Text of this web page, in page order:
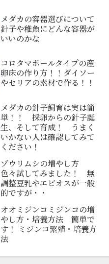
メダカの容器選びについて
針子や稚魚にどんな容器が
いいのかな
コロタマボールタイプの産
卵床の作り方！！ダイソー
やセリアの素材で作る！！
メダカの針子飼育は実は簡
単！！ 採卵からの針子誕
生、そして育成！ うまく
いかない人は確認してみて
ください！
ゾウリムシの増やし方
色々試してみました！ 無
調整豆乳やエビオスが一般
的ですが・・
オオミジンコミジンコの増
やし方・培養方法 簡単で
す！ ミジンコ繁殖・培養方
法